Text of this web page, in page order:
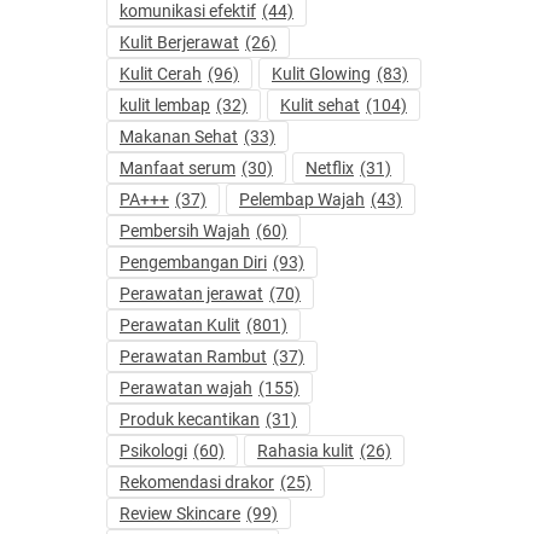
komunikasi efektif (44)
Kulit Berjerawat (26)
Kulit Cerah (96) Kulit Glowing (83)
kulit lembap (32) Kulit sehat (104)
Makanan Sehat (33)
Manfaat serum (30) Netflix (31)
PA+++ (37) Pelembap Wajah (43)
Pembersih Wajah (60)
Pengembangan Diri (93)
Perawatan jerawat (70)
Perawatan Kulit (801)
Perawatan Rambut (37)
Perawatan wajah (155)
Produk kecantikan (31)
Psikologi (60) Rahasia kulit (26)
Rekomendasi drakor (25)
Review Skincare (99)